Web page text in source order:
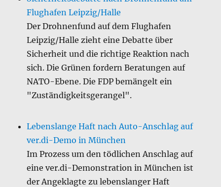
Flughafen Leipzig/Halle
Der Drohnenfund auf dem Flughafen
Leipzig/Halle zieht eine Debatte über
Sicherheit und die richtige Reaktion nach
sich. Die Grünen fordern Beratungen auf
NATO-Ebene. Die FDP bemängelt ein
"Zuständigkeitsgerangel".
Lebenslange Haft nach Auto-Anschlag auf
ver.di-Demo in München
Im Prozess um den tödlichen Anschlag auf
eine ver.di-Demonstration in München ist
der Angeklagte zu lebenslanger Haft